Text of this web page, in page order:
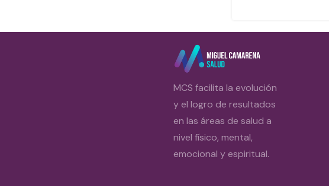
MCS facilita la evolución
y el logro de resultados
en las áreas de salud a
nivel físico, mental,
emocional y espiritual.